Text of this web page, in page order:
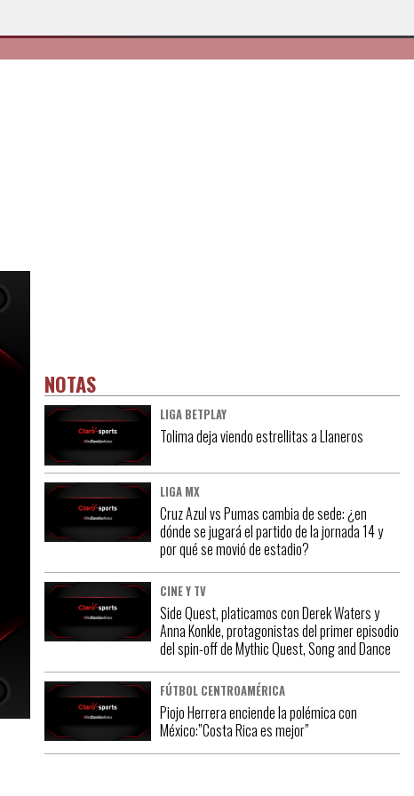
NOTAS
LIGA BETPLAY
Tolima deja viendo estrellitas a Llaneros
LIGA MX
Cruz Azul vs Pumas cambia de sede: ¿en
dónde se jugará el partido de la jornada 14 y
por qué se movió de estadio?
CINE Y TV
Side Quest, platicamos con Derek Waters y
Anna Konkle, protagonistas del primer episodio
del spin-off de Mythic Quest, Song and Dance
FÚTBOL CENTROAMÉRICA
Piojo Herrera enciende la polémica con
México:”Costa Rica es mejor”